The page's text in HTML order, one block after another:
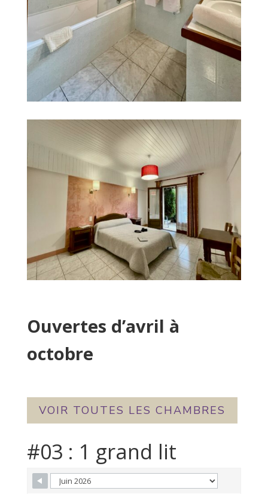
Ouvertes d’avril à
octobre
VOIR TOUTES LES CHAMBRES
Skip Booking Form
#03 : 1 grand lit